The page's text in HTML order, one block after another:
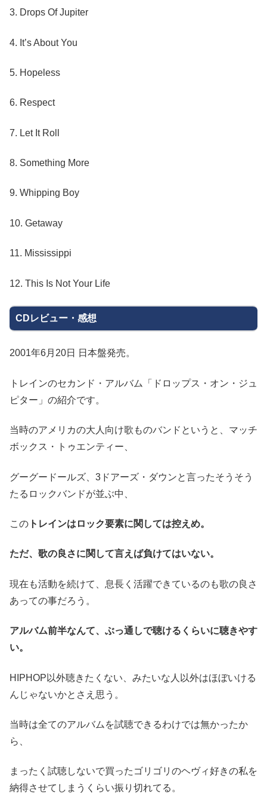
3. Drops Of Jupiter
4. It’s About You
5. Hopeless
6. Respect
7. Let It Roll
8. Something More
9. Whipping Boy
10. Getaway
11. Mississippi
12. This Is Not Your Life
CDレビュー・感想
2001年6月20日 日本盤発売。
トレインのセカンド・アルバム「ドロップス・オン・ジュ
ピター」の紹介です。
当時のアメリカの大人向け歌ものバンドというと、マッチ
ボックス・トゥエンティー、
グーグードールズ、3ドアーズ・ダウンと言ったそうそう
たるロックバンドが並ぶ中、
この トレインはロック要素に関しては控えめ。
ただ、歌の良さに関して言えば負けてはいない。
現在も活動を続けて、息長く活躍できているのも歌の良さ
あっての事だろう。
アルバム前半なんて、ぶっ通しで聴けるくらいに聴きやす
い。
HIPHOP以外聴きたくない、みたいな人以外はほぼいける
んじゃないかとさえ思う。
当時は全てのアルバムを試聴できるわけでは無かったか
ら、
まったく試聴しないで買ったゴリゴリのヘヴィ好きの私を
納得させてしまうくらい振り切れてる。